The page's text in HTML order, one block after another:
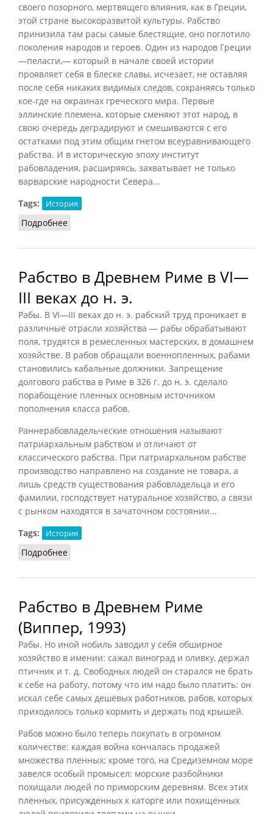
своего позорного, мертвящего влияния, как в Греции,
этой стране высокоразвитой культуры. Рабство
принизила там расы самые блестящие, оно поглотило
поколения народов и героев. Один из народов Греции
—пеласги,— который в начале своей истории
проявляет себя в блеске славы, исчезает, не оставляя
после себя никаких видимых следов, сохраняясь только
кое-где на окраинах греческого мира. Первые
эллинские племена, которые сменяют этот народ, в
свою очередь деградируют и смешиваются с его
остатками под этим общим гнетом всеуравнивающего
рабства. И в историческую эпоху институт
рабовладения, расширяясь, захватывает не только
варварские народности Севера...
Tags:
История
Подробнее
Рабство в Древнем Риме в VI—
III веках до н. э.
Рабы. В VI—III веках до н. э. рабский труд проникает в
различные отрасли хозяйства — рабы обрабатывают
поля, трудятся в ремесленных мастерских, в домашнем
хозяйстве. В рабов обращали военнопленных, рабами
становились кабальные должники. Запрещение
долгового рабства в Риме в 326 г. до н. э. сделало
порабощение пленных основным источником
пополнения класса рабов.
Раннерабовладельческие отношения называют
патриархальным рабством и отличают от
классического рабства. При патриархальном рабстве
производство направлено на создание не товара, а
лишь средств существования рабовладельца и его
фамилии, господствует натуральное хозяйство, а связи
с рынком находятся в зачаточном состоянии...
Tags:
История
Подробнее
Рабство в Древнем Риме
(Виппер, 1993)
Рабы. Но иной нобиль заводил у себя обширное
хозяйство в имении: сажал виноград и оливку, держал
птичник и т. д. Свободных людей он старался не брать
к себе на работу, потому что им надо было платить: он
искал себе самых дешевых работников, рабов, которых
приходилось только кормить и держать под крышей.
Рабов можно было теперь покупать в огромном
количестве: каждая война кончалась продажей
множества пленных; кроме того, на Средиземном море
завелся особый промысел: морские разбойники
похищали людей по приморским деревням. Всех этих
пленных, присужденных к каторге или похищенных